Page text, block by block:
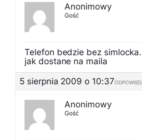
Anonimowy
Gość
Telefon bedzie bez
jak dostane na maila
5 sierpnia 2009 o 10:37
Anonimowy
Gość